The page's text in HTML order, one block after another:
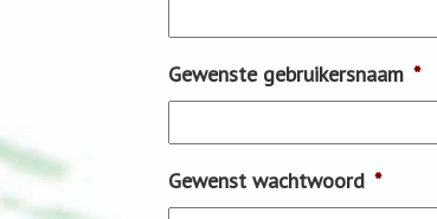
Gewenste gebruikersnaam *
Gewenst wachtwoord *